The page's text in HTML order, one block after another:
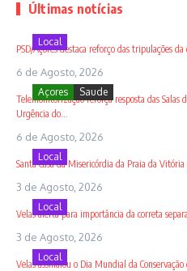
Últimas notícias
Local
PSD/Açores destaca reforço das tripulações
6 de Agosto, 2026
Açores Saude
Telemonitorização reforça resposta das Salas
Urgência do...
6 de Agosto, 2026
Local
Santa Casa da Misericórdia da Praia da Vitória
3 de Agosto, 2026
Local
Velas alerta para importância da correta
3 de Agosto, 2026
Local
Velas assinalou o Dia Mundial da